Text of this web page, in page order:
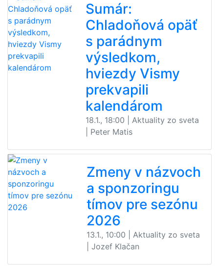
Sumár:
Chladoňová opäť
s parádnym
výsledkom,
hviezdy Vismy
prekvapili
kalendárom
18.1., 18:00 | Aktuality zo sveta
| Peter Matis
Zmeny v názvoch
a sponzoringu
tímov pre sezónu
2026
13.1., 10:00 | Aktuality zo sveta
| Jozef Klačan